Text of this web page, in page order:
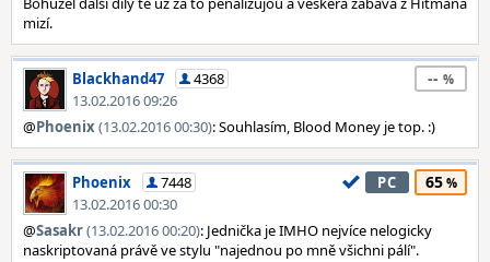
mizí.
Blackhand47
4368
13.02.2016 09:26
--
@Phoenix(13.02.2016 00:30): Souhlasím, Blood Money je top. :)
Phoenix
7448
13.02.2016 00:30
PC 65
@Sasakr(13.02.2016 00:20): Jednička je IMHO nejvíce nelogicky
naskriptovaná právě ve stylu "najednou po mně všichni pálí".